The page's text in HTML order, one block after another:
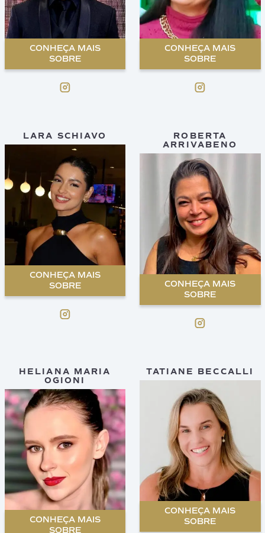
CONHEÇA MAIS
SOBRE
CONHEÇA MAIS
SOBRE
LARA SCHIAVO
CONHEÇA MAIS
SOBRE
ROBERTA
ARRIVABENO
CONHEÇA MAIS
SOBRE
HELIANA MARIA
OGIONI
CONHEÇA MAIS
SOBRE
TATIANE BECCALLI
CONHEÇA MAIS
SOBRE